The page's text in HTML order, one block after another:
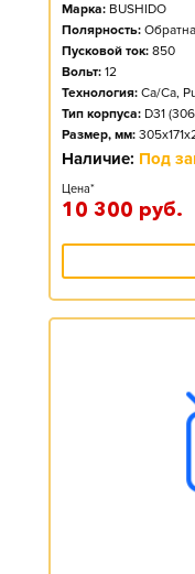
Марка: BUSHIDO
Полярность:
Пусковой ток: 850
Вольт: 12
Технология: Ca/Ca,
Тип корпуса: D31
Размер, мм:
Наличие: Под
Цена*
10 300 руб.